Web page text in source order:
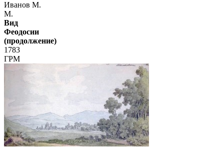
Иванов М.
М.
Вид
Феодосии
(продолжение)
1783
ГРМ